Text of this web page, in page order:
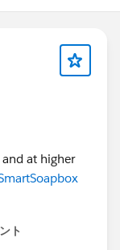
at higher
ト